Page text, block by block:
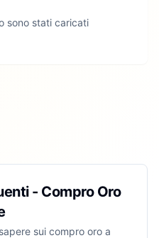
sono stati caricati
- Compro Oro
sui compro oro a